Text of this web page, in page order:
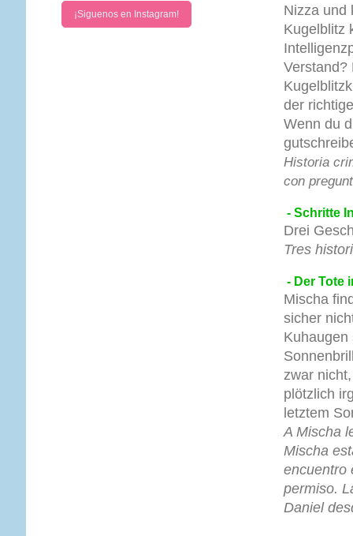
Nizza und
Kugelblitz
der
Wenn du
Historia
con
- Schritte
Drei
Tres
- Der Tote
Mischa
sicher
Kuhaugen
zwar
plötzlich
letztem
A Mischa
Mischa
encuentro
permiso.
Daniel
¡Siguenos en Instagram!